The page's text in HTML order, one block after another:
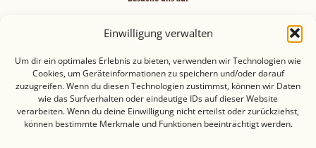
Einwilligung verwalten
Um dir ein optimales Erlebnis zu bieten, verwenden wir Technologien wie
Cookies, um Geräteinformationen zu speichern und/oder darauf
zuzugreifen. Wenn du diesen Technologien zustimmst, können wir Daten
wie das Surfverhalten oder eindeutige IDs auf dieser Website
verarbeiten. Wenn du deine Einwilligung nicht erteilst oder zurückziehst,
können bestimmte Merkmale und Funktionen beeinträchtigt werden.
DatenschutzImpressumEinkaufsbedingungen
Cookie-Richtlinie (EU)
Teilnahmebedingungen mit Datenschutzhinweisen-